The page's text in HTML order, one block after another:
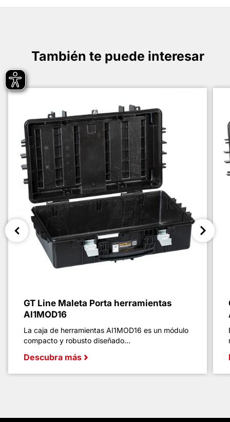
También te puede interesar
GT Line Maleta Porta herramientas
AI1MOD16
La caja de herramientas AI1MOD16 es un módulo
compacto y robusto diseñado...
Descubra más